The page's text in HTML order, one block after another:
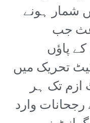
شمار ہونے
جب
پاؤں
تحریک میں
ازم تک ہر
وارد